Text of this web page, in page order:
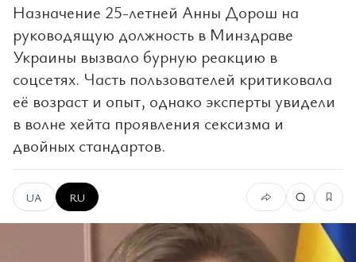
Назначение 25-летней Анны Дорош на
руководящую должность в Минздраве
Украины вызвало бурную реакцию в
соцсетях. Часть пользователей критиковала
её возраст и опыт, однако эксперты увидели
в волне хейта проявления сексизма и
двойных стандартов.
UA RU